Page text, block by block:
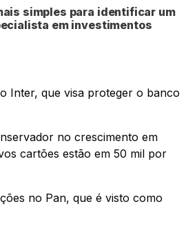
simples para identificar um
em investimentos
Inter, que visa proteger o banco
no crescimento em
cartões estão em 50 mil por
no Pan, que é visto como